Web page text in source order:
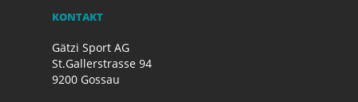
KONTAKT
Gätzi Sport AG
St.Gallerstrasse 94
9200 Gossau